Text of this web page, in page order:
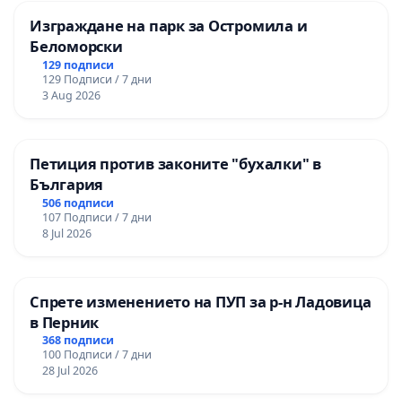
Изграждане на парк за Остромила и
Беломорски
129 подписи
129 Подписи / 7 дни
3 Aug 2026
Петиция против законите "бухалки" в
България
506 подписи
107 Подписи / 7 дни
8 Jul 2026
Спрете изменението на ПУП за р-н Ладовица
в Перник
368 подписи
100 Подписи / 7 дни
28 Jul 2026